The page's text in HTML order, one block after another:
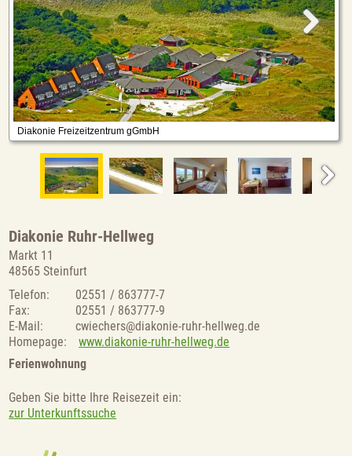
Diakonie Ruhr-Hellweg
Markt 11
48565 Steinfurt
Telefon:
02551 / 863777-7
Fax:
02551 / 863777-9
E-Mail:
cwiechers@diakonie-ruhr-hellweg.de
Homepage:
www.diakonie-ruhr-hellweg.de
Ferienwohnung
Geben Sie bitte Ihre Reisezeit ein:
zur Unterkunftssuche